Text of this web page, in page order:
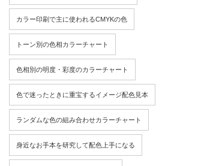
カラー印刷で主に使われるCMYKの色
トーン別の色相カラーチャート
色相別の明度・彩度のカラーチャート
色で迷ったときに重宝するイメージ配色見本
ランダムな色の組み合わせカラーチャート
身近なお手本を研究して配色上手になる